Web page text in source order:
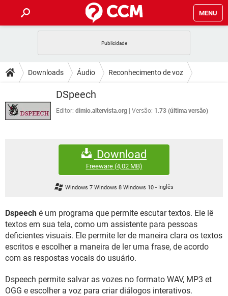
MENU
CELULAR FACEBOOK
INSTAGRAM GMAIL
DICAS
JOGOS
CELULAR
OUTLOOK
JOGOS WHATSAPP
EXCEL
GMAIL
FÓRUM
FACEBOOK
EXCEL
GMAIL
WHATSAPP
INSTAGRAM GMAIL
GUIA DE COMPRAS
Downloads Áudio Reconhecimento de voz
DSpeech
Editor: dimio.altervista.org Versão: 1.73 (última versão)
Download
Freeware(4,02 MB)
Windows 7 Windows 8 Windows 10 - Inglês
Dspeech é um programa que permite escutar textos. Ele lê
textos em sua tela, como um assistente para pessoas
deficientes visuais. Ele permite ler de maneira clara os textos
escritos e escolher a maneira de ler uma frase, de acordo
com as respostas vocais do usuário.
Dspeech permite salvar as vozes no formato WAV, MP3 et
OGG e escolher a voz para criar diálogos interativos.